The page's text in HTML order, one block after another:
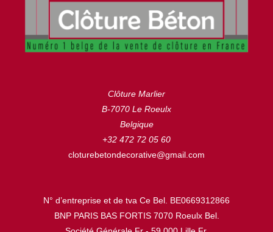
Clôture Marlier
B-7070 Le Roeulx
Belgique
+32 472 72 05 60
cloturebetondecorative@gmail.com
N° d’entreprise et de tva Ce Bel. BE0669312866
BNP PARIS BAS FORTIS 7070 Roeulx Bel.